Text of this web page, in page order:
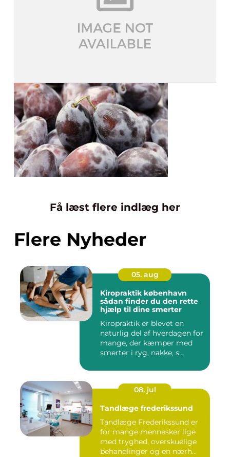
Få læst flere indlæg her
Flere Nyheder
05. aug
Kiropraktik københavn
sådan finder du den rette
hjælp til dine smerter
Kiropraktik er blevet en
naturlig del af hverdagen for
mange, der kæmper med
smerter i ryg, nakke, s...
08. jul
Tandlæge frederikssund
Tandlæge Frederikssund er
for mange mennesker lige
med tryghed, overskuelige
behandlinger og en nærh...